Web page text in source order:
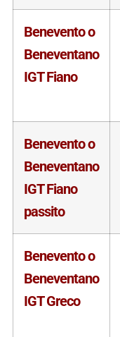
Benevento o
Beneventano
IGT Fiano
Benevento o
Beneventano
IGT Fiano
passito
Benevento o
Beneventano
IGT Greco